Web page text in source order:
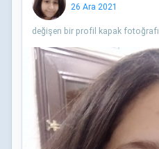
26 Ara 2021
değişen bir profil kapak fotoğrafı